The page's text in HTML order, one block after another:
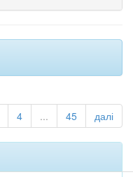
4 ... 45 далі